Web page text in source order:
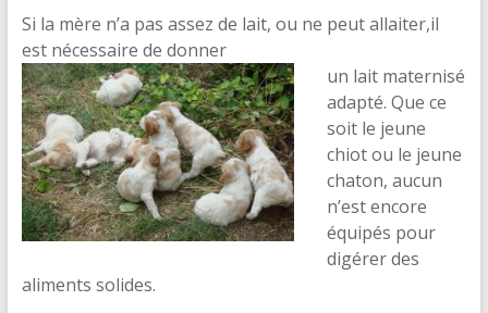
Si la mère n’a pas assez de lait, ou ne peut allaiter,il
est nécessaire de donner
un lait maternisé
adapté. Que ce
soit le jeune
chiot ou le jeune
chaton, aucun
n’est encore
équipés pour
digérer des
aliments solides.